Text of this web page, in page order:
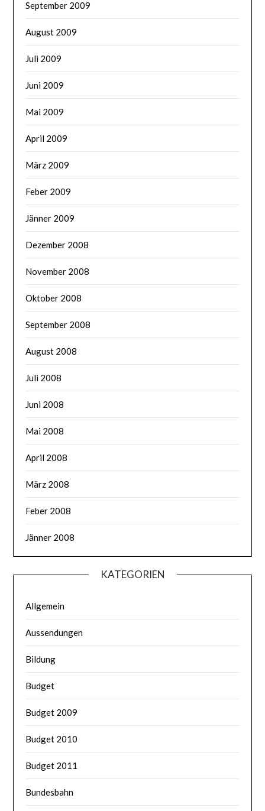
September 2009
August 2009
Juli 2009
Juni 2009
Mai 2009
April 2009
März 2009
Feber 2009
Jänner 2009
Dezember 2008
November 2008
Oktober 2008
September 2008
August 2008
Juli 2008
Juni 2008
Mai 2008
April 2008
März 2008
Feber 2008
Jänner 2008
KATEGORIEN
Allgemein
Aussendungen
Bildung
Budget
Budget 2009
Budget 2010
Budget 2011
Bundesbahn